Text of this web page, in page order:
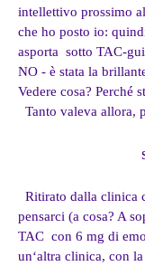
intellettivo prossimo
che ho posto io:
asporta sotto TAC-
NO - è stata la
Vedere cosa? Perché
Tanto valeva allora,
Ritirato dalla clinica
pensarci (a cosa? A
TAC con 6 mg di
un‘altra clinica, con